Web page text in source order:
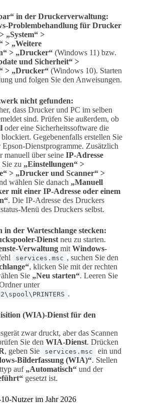
in der Druckerverwaltung:
Problembehandlung für Drucker
„System“ >
> „Weitere
> „Drucker“ (Windows 11) bzw.
und Sicherheit“ >
> „Drucker“ (Windows 10). Starten
und folgen Sie den Anweisungen.
nicht gefunden:
dass Drucker und PC im selben
sind. Prüfen Sie außerdem, ob
oder eine Sicherheitssoftware die
Gegebenenfalls erstellen Sie
Dienstprogramme. Zusätzlich
manuell über seine IP-Adresse
zu „Einstellungen“ >
> „Drucker und Scanner“ >
wählen Sie danach „Manuell
mit einer IP-Adresse oder einem
. Die IP-Adresse des Druckers
Menü des Druckers selbst.
der Warteschlange stecken:
Dienst neu zu starten.
Verwaltung mit Windows-
services.msc , suchen Sie den
, klicken Sie mit der rechten
Sie „Neu starten“. Leeren Sie
unter
.
(WIA)-Dienst für den
zwar druckt, aber das Scannen
Sie den WIA-Dienst. Drücken
, geben Sie services.msc
ein und
Bilderfassung (WIA)“. Stellen
auf „Automatisch“ und der
gesetzt ist.
Nutzer im Jahr 2026